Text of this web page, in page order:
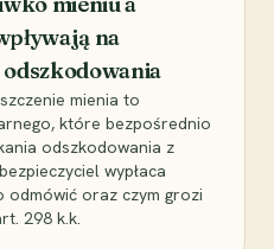
na
odszkodowania
mienia to
które bezpośrednio
odszkodowania z
wypłaca
odmówić oraz czym grozi
298 k.k.